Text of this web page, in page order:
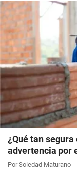
¿Qué tan
advertencia por
Por Soledad Maturano